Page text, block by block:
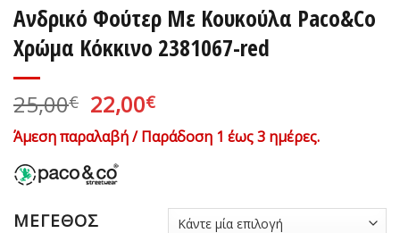
Ανδρικό Φούτερ Με Κουκούλα Paco&Co
Χρώμα Κόκκινο 2381067-red
25,00€ Original
price
was:
25,00€.
22,00€Η
τρέχουσα
τιμή
Άμεση παραλαβή / Παράδοση 1 έως 3 ημέρες.
ΜΕΓΕΘΟΣ